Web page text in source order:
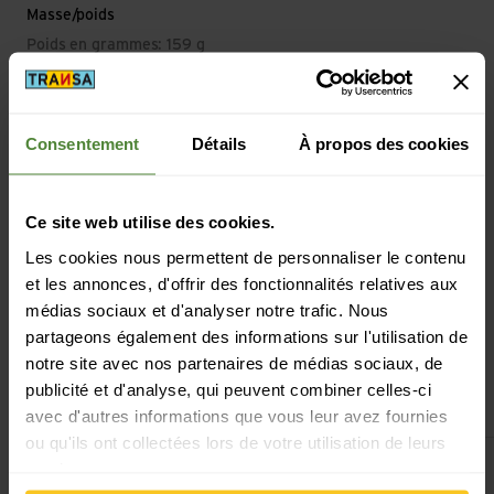
Consentement Détails À propos des cookies
Ce site web utilise des cookies.
Les cookies nous permettent de personnaliser le contenu
et les annonces, d'offrir des fonctionnalités relatives aux
médias sociaux et d'analyser notre trafic. Nous
partageons également des informations sur l'utilisation de
notre site avec nos partenaires de médias sociaux, de
publicité et d'analyse, qui peuvent combiner celles-ci
avec d'autres informations que vous leur avez fournies
ou qu'ils ont collectées lors de votre utilisation de leurs
Masse/poids
Poids en grammes: 159 g
Description
Spécification
Cela pourrait aussi t'intéresser
Voir Geschirr Trockentuch Voir